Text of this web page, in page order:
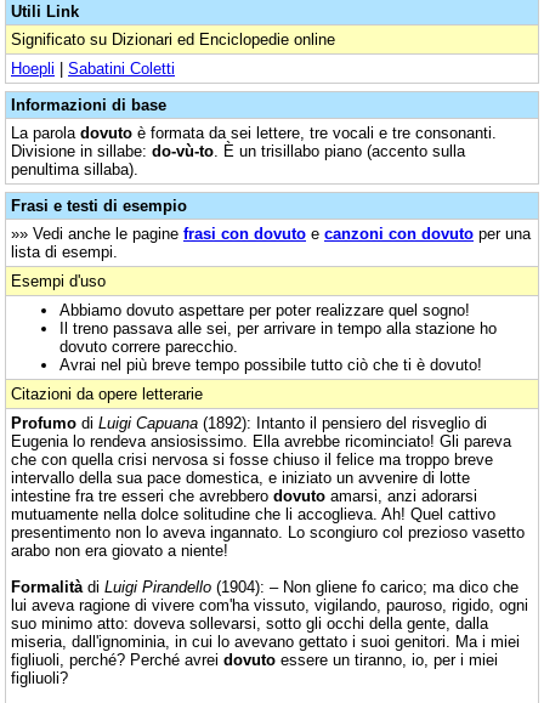
Utili Link
Significato su Dizionari ed Enciclopedie online
Hoepli | Sabatini Coletti
Informazioni di base
La parola dovuto è formata da sei lettere, tre vocali e tre consonanti.
Divisione in sillabe: do-vù-to . È un trisillabo piano (accento sulla
penultima sillaba).
Frasi e testi di esempio
»» Vedi anche le pagine frasi con dovuto e canzoni con dovuto per una
lista di esempi.
Esempi d'uso
Abbiamo dovuto aspettare per poter realizzare quel sogno!
Il treno passava alle sei, per arrivare in tempo alla stazione ho
dovuto correre parecchio.
Avrai nel più breve tempo possibile tutto ciò che ti è dovuto!
Citazioni da opere letterarie
Profumo di Luigi Capuana (1892): Intanto il pensiero del risveglio di
Eugenia lo rendeva ansiosissimo. Ella avrebbe ricominciato! Gli pareva
che con quella crisi nervosa si fosse chiuso il felice ma troppo breve
intervallo della sua pace domestica, e iniziato un avvenire di lotte
intestine fra tre esseri che avrebbero dovuto amarsi, anzi adorarsi
mutuamente nella dolce solitudine che li accoglieva. Ah! Quel cattivo
presentimento non lo aveva ingannato. Lo scongiuro col prezioso vasetto
arabo non era giovato a niente!
Formalità di Luigi Pirandello (1904): – Non gliene fo carico; ma dico che
lui aveva ragione di vivere com'ha vissuto, vigilando, pauroso, rigido, ogni
suo minimo atto: doveva sollevarsi, sotto gli occhi della gente, dalla
miseria, dall'ignominia, in cui lo avevano gettato i suoi genitori. Ma i miei
figliuoli, perché? Perché avrei dovuto essere un tiranno, io, per i miei
figliuoli?